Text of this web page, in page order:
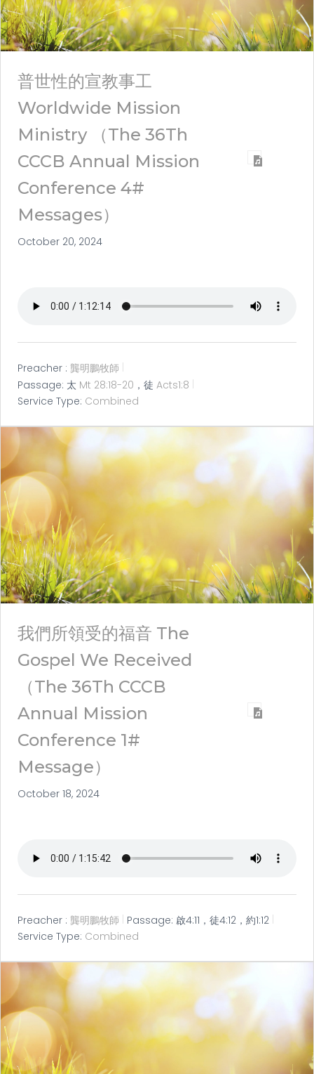
普世性的宣教事工
Worldwide Mission
Ministry （The 36Th
CCCB Annual Mission
Conference 4#
Messages）
October 20, 2024
Preacher : 龔明鵬牧師
Passage: 太 Mt 28:18-20 ，徒 Acts1:8
Service Type: Combined
我們所領受的福音 The
Gospel We Received
（The 36Th CCCB
Annual Mission
Conference 1#
Message）
October 18, 2024
Preacher : 龔明鵬牧師 Passage: 啟4:11，徒4:12，約1:12
Service Type: Combined